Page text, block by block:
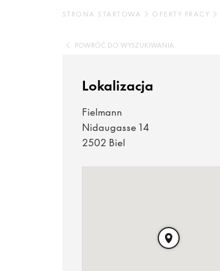
STRONA STARTOWA OFERTY PRACY
POWRÓĆ DO WYSZUKIWANIA
Lokalizacja
Fielmann
Nidaugasse 14
2502 Biel